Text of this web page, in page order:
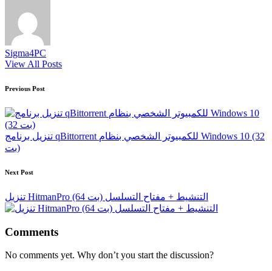
Sigma4PC
View All Posts
Post
navigation
Previous Post
تنزيل برنامج qBittorrent للكمبيوتر الشخصي بنظام Windows 10 (32
بت)
Next Post
تنزيل HitmanPro (64 بت) التنشيط + مفتاح التسلسل
Comments
No comments yet. Why don’t you start the discussion?